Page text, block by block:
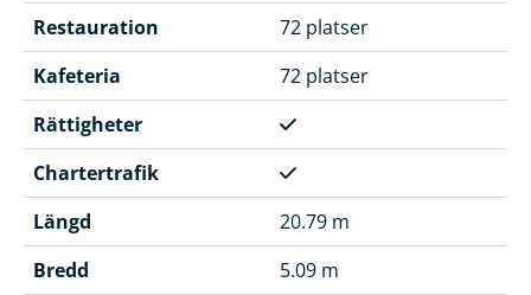
Restauration
72 platser
Kafeteria
72 platser
Rättigheter
Chartertrafik
Längd
20.79 m
Bredd
5.09 m